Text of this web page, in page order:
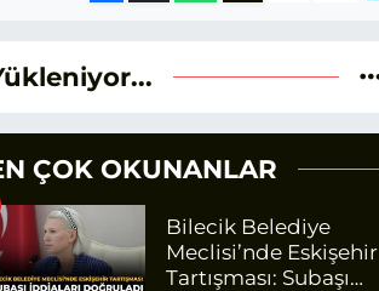
ÇOK OKUNANLAR
Bilecik Belediye
Meclisi’nde Eskişehir
Tartışması: Subaşı